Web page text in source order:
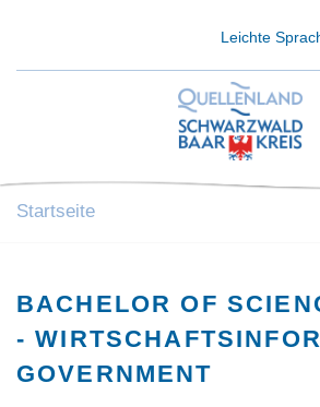
Leichte
Startseite
BACHELOR OF
-
GOVERNMENT